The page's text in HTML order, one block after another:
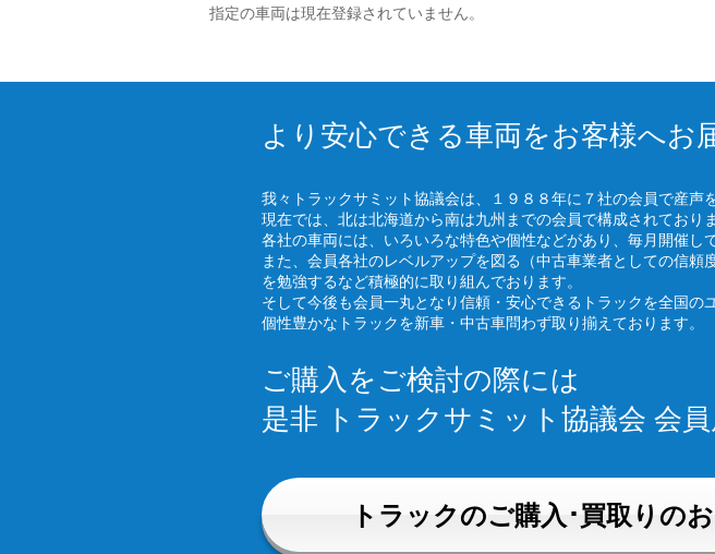
指定の車両は現在登録されていません。
より安心できる車両をお客様へお
我々トラックサミット協議会は、１９８８年に７社の会員で産声
現在では、北は北海道から南は九州までの会員で構成されておりま
各社の車両には、いろいろな特色や個性などがあり、毎月開催し
また、会員各社のレベルアップを図る（中古車業者としての信
を勉強するなど積極的に取り組んでおります。
そして今後も会員一丸となり信頼・安心できるトラックを全国の
個性豊かなトラックを新車・中古車問わず取り揃えております。
ご購入をご検討の際には
是非 トラックサミット協議会 会
トラックのご購入･買取りの